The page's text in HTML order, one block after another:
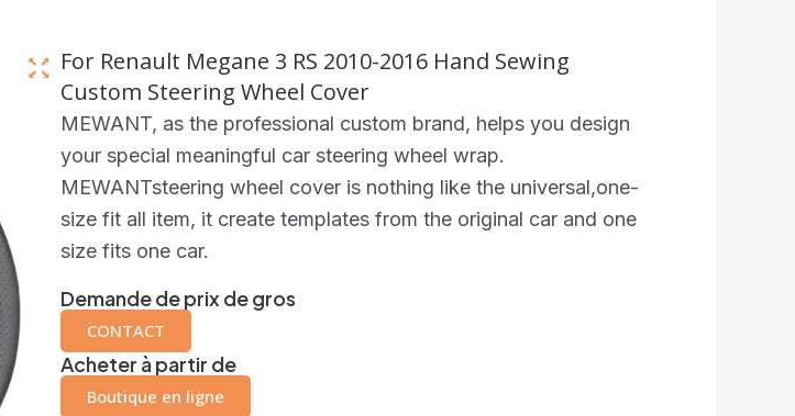
For Renault Megane 3 RS 2010-2016 Hand Sewing
Custom Steering Wheel Cover
MEWANT, as the professional custom brand, helps you design
your special meaningful car steering wheel wrap.
MEWANTsteering wheel cover is nothing like the universal,one-
size fit all item, it create templates from the original car and one
size fits one car.
Demande de prix de gros
CONTACT
Acheter à partir de
Boutique en ligne